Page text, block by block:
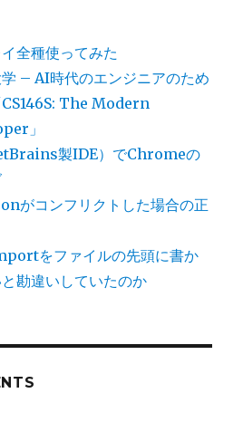
全種使ってみた
– AI時代のエンジニアのため
The Modern
」
製IDE）でChromeの
がコンフリクトした場合の正
をファイルの先頭に書か
勘違いしていたのか